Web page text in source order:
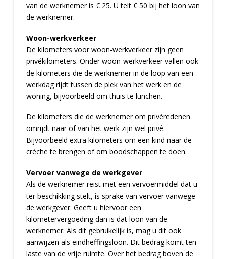
van de werknemer is € 25. U telt € 50 bij het loon van
de werknemer.
Woon-werkverkeer
De kilometers voor woon-werkverkeer zijn geen
privékilometers. Onder woon-werkverkeer vallen ook
de kilometers die de werknemer in de loop van een
werkdag rijdt tussen de plek van het werk en de
woning, bijvoorbeeld om thuis te lunchen.
De kilometers die de werknemer om privéredenen
omrijdt naar of van het werk zijn wel privé.
Bijvoorbeeld extra kilometers om een kind naar de
crèche te brengen of om boodschappen te doen.
Vervoer vanwege de werkgever
Als de werknemer reist met een vervoermiddel dat u
ter beschikking stelt, is sprake van vervoer vanwege
de werkgever. Geeft u hiervoor een
kilometervergoeding dan is dat loon van de
werknemer. Als dit gebruikelijk is, mag u dit ook
aanwijzen als eindheffingsloon. Dit bedrag komt ten
laste van de vrije ruimte. Over het bedrag boven de